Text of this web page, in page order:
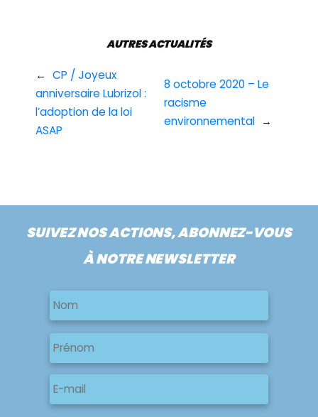
← CP / Joyeux
anniversaire Lubrizol :
l’adoption de la loi
ASAP
AUTRES ACTUALITÉS
8 octobre 2020 – Le
racisme
environnemental →
SUIVEZ NOS ACTIONS, ABONNEZ-VOUS
À NOTRE NEWSLETTER
Nom
Nom
Nom
Prénom
E-
mail